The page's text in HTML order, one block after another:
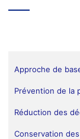
Approche de
Prévention de la
Réduction des
Conservation